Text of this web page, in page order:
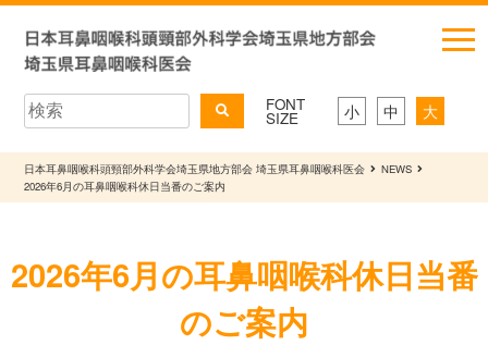
FONT
SIZE 小 中 大
日本耳鼻咽喉科頭頸部外科学会埼玉県地方部会 埼玉県耳鼻咽喉科医会
NEWS
2026年6月の耳鼻咽喉科休日当番のご案内
2026年6月の耳鼻咽喉科休日当番
のご案内